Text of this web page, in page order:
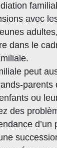
avec
dans le
peut
parents
ou
des
d’un